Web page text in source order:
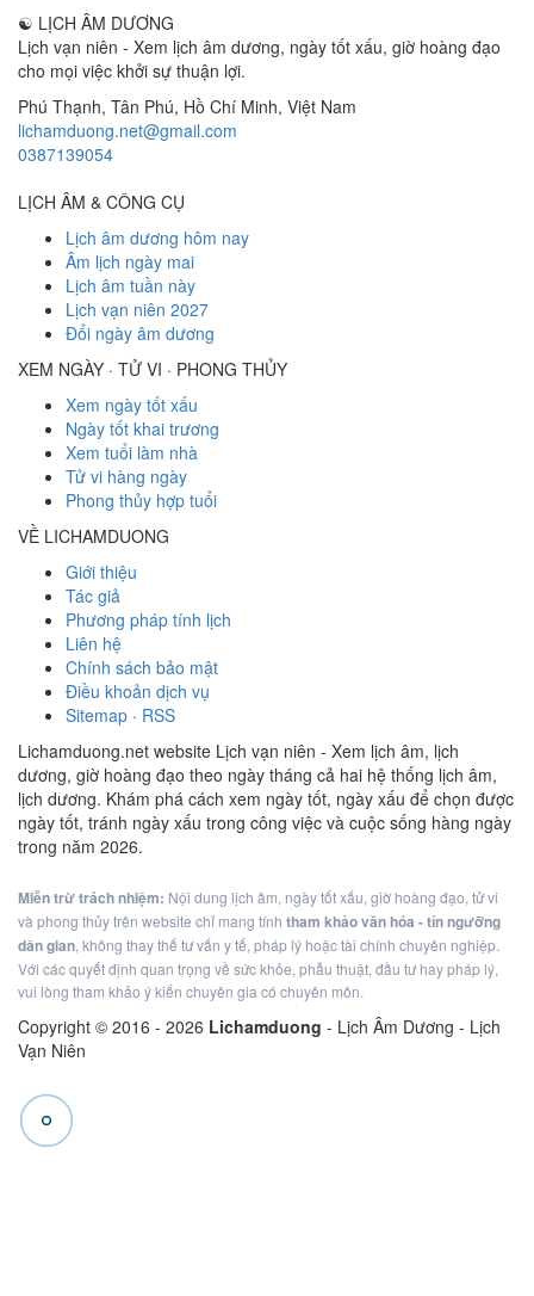
☯ LỊCH ÂM DƯƠNG
Lịch vạn niên - Xem lịch âm dương, ngày tốt xấu, giờ hoàng đạo
cho mọi việc khởi sự thuận lợi.
Phú Thạnh, Tân Phú, Hồ Chí Minh, Việt Nam
lichamduong.net@gmail.com
0387139054
LỊCH ÂM & CÔNG CỤ
Lịch âm dương hôm nay
Âm lịch ngày mai
Lịch âm tuần này
Lịch vạn niên 2027
Đổi ngày âm dương
XEM NGÀY · TỬ VI · PHONG THỦY
Xem ngày tốt xấu
Ngày tốt khai trương
Xem tuổi làm nhà
Tử vi hàng ngày
Phong thủy hợp tuổi
VỀ LICHAMDUONG
Giới thiệu
Tác giả
Phương pháp tính lịch
Liên hệ
Chính sách bảo mật
Điều khoản dịch vụ
Sitemap · RSS
Lichamduong.net website Lịch vạn niên - Xem lịch âm, lịch
dương, giờ hoàng đạo theo ngày tháng cả hai hệ thống lịch âm,
lịch dương. Khám phá cách xem ngày tốt, ngày xấu để chọn được
ngày tốt, tránh ngày xấu trong công việc và cuộc sống hàng ngày
trong năm 2026.
Miễn trừ trách nhiệm: Nội dung lịch âm, ngày tốt xấu, giờ hoàng đạo, tử vi
và phong thủy trên website chỉ mang tính tham khảo văn hóa - tín ngưỡng
dân gian, không thay thế tư vấn y tế, pháp lý hoặc tài chính chuyên nghiệp.
Với các quyết định quan trọng về sức khỏe, phẫu thuật, đầu tư hay pháp lý,
vui lòng tham khảo ý kiến chuyên gia có chuyên môn.
Copyright © 2016 - 2026 Lichamduong - Lịch Âm Dương - Lịch
Vạn Niên